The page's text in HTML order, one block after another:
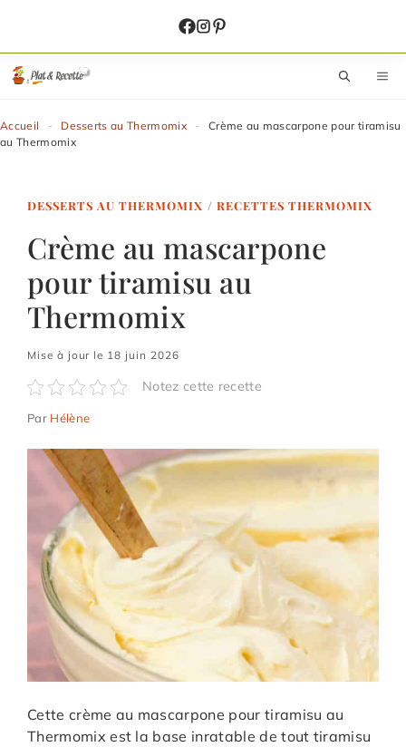
contenu
Accueil - Desserts au Thermomix -
Crème au mascarpone pour tiramisu
au Thermomix
DESSERTS AU THERMOMIX / RECETTES THERMOMIX
Crème au mascarpone
pour tiramisu au
Thermomix
Mise à jour le 18 juin 2026
Notez cette recette
Par Hélène
Cette crème au mascarpone pour tiramisu au
Thermomix est la base inratable de tout tiramisu